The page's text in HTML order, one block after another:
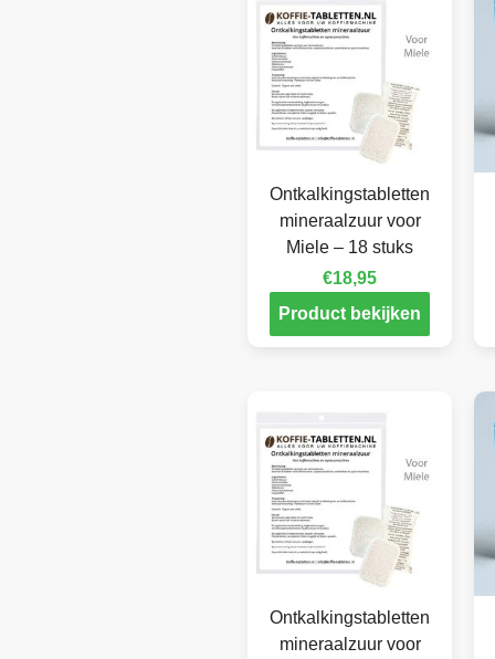
Ontkalkingstabletten
mineraalzuur voor
Miele – 18 stuks
€18,95
Product bekijken
Ontkalkingstabletten
mineraalzuur voor